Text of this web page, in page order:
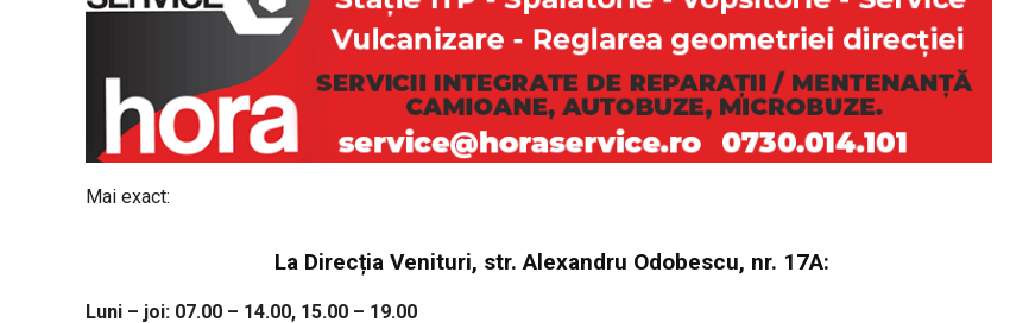
Mai exact:
La Direcția Venituri, str. Alexandru Odobescu, nr. 17A:
Luni – joi: 07.00 – 14.00, 15.00 – 19.00